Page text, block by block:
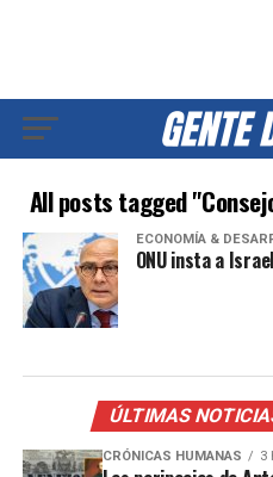
All posts tagged
ECONOMÍA &
ONU insta a
ÚLTIMAS
CRÓNICAS HUMANAS 3